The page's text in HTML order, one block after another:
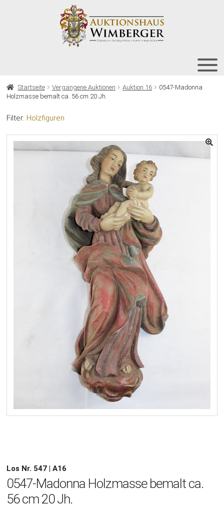
HOME
VERGANGENE AUKTIONEN
NEWSLETTER
Startseite Vergangene Auktionen Auktion 16
0547-Madonna
Holzmasse bemalt ca. 56 cm 20 Jh.
Filter: Holzfiguren
Los Nr. 547 | A16
0547-Madonna Holzmasse bemalt ca.
56 cm 20 Jh.